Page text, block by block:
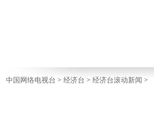
中国网络电视台 > 经济台 > 经济台滚动新闻 >